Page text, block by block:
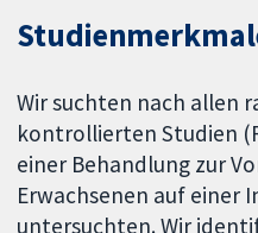
Wir suchten nach allen
kontrollierten Studien
einer Behandlung zur
Erwachsenen auf einer
untersuchten. Wir